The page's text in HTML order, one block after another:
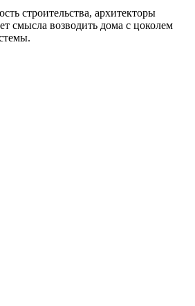
строительства, архитекторы
смысла возводить дома с цоколем